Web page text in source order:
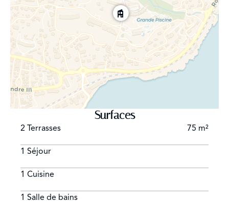
Surfaces
2 Terrasses 75 m²
1 Séjour
1 Cuisine
1 Salle de bains